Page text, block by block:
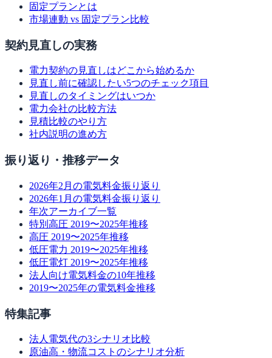
固定プランとは
市場連動 vs 固定プラン比較
契約見直しの実務
電力契約の見直しはどこから始めるか
見直し前に確認したい5つのチェック項目
見直しのタイミングはいつか
電力会社の比較方法
見積比較のやり方
社内説明の進め方
振り返り・推移データ
2026年2月の電気料金振り返り
2026年1月の電気料金振り返り
年次アーカイブ一覧
特別高圧 2019〜2025年推移
高圧 2019〜2025年推移
低圧電力 2019〜2025年推移
低圧電灯 2019〜2025年推移
法人向け電気料金の10年推移
2019〜2025年の電気料金推移
特集記事
法人電気代の3シナリオ比較
原油高・物流コストのシナリオ分析